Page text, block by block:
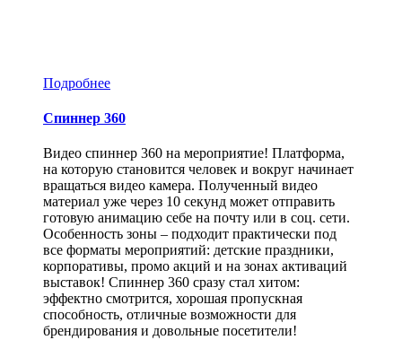
Подробнее
Спиннер 360
Видео спиннер 360 на мероприятие! Платформа,
на которую становится человек и вокруг начинает
вращаться видео камера. Полученный видео
материал уже через 10 секунд может отправить
готовую анимацию себе на почту или в соц. сети.
Особенность зоны – подходит практически под
все форматы мероприятий: детские праздники,
корпоративы, промо акций и на зонах активаций
выставок! Спиннер 360 сразу стал хитом:
эффектно смотрится, хорошая пропускная
способность, отличные возможности для
брендирования и довольные посетители!